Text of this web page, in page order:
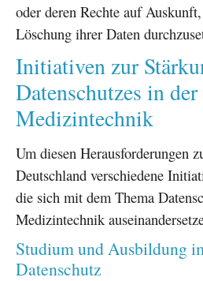
oder deren Rechte auf
Löschung ihrer Daten
Initiativen zur
Datenschutzes in der
Medizintechnik
Um diesen Herausforderungen
Deutschland verschiedene
die sich mit dem Thema
Medizintechnik
Studium und Ausbildung
Datenschutz